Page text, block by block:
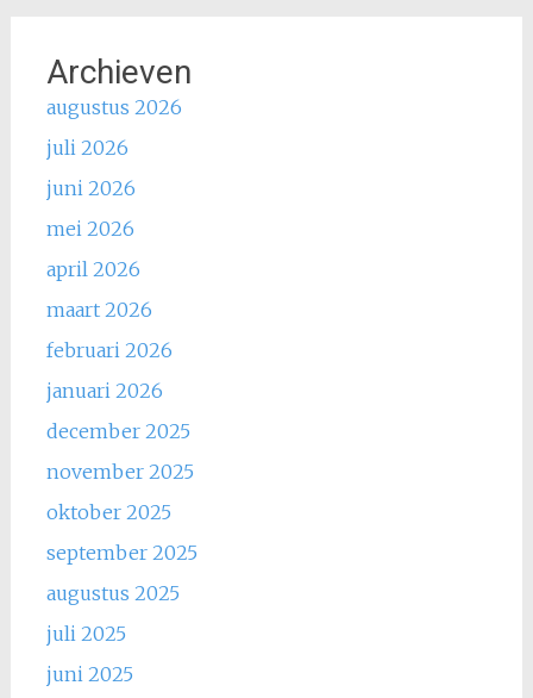
Archieven
augustus 2026
juli 2026
juni 2026
mei 2026
april 2026
maart 2026
februari 2026
januari 2026
december 2025
november 2025
oktober 2025
september 2025
augustus 2025
juli 2025
juni 2025